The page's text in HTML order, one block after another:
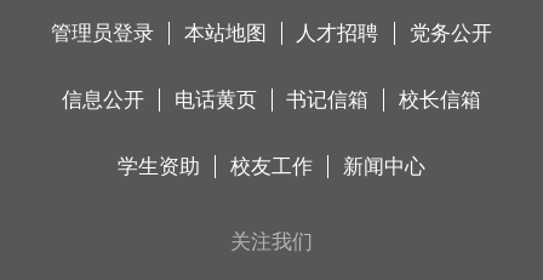
管理员登录 本站地图 人才招聘 党务公开
信息公开 电话黄页 书记信箱 校长信箱
学生资助 校友工作 新闻中心
关注我们